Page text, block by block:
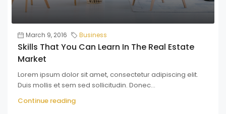
March 9, 2016 Business
Skills That You Can Learn In The Real Estate
Market
Lorem ipsum dolor sit amet, consectetur adipiscing elit.
Duis mollis et sem sed sollicitudin. Donec...
Continue reading